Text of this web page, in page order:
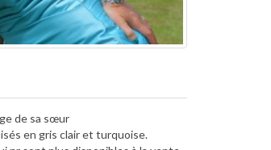
de sa sœur
en gris clair et turquoise.